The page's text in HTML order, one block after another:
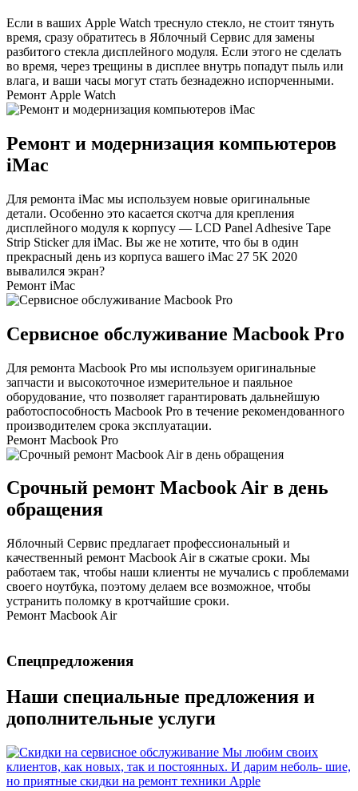
Если в ваших Apple Watch треснуло стекло, не стоит тянуть
время, сразу обратитесь в Яблочный Сервис для замены
разбитого стекла дисплейного модуля. Если этого не сделать
во время, через трещины в дисплее внутрь попадут пыль или
влага, и ваши часы могут стать безнадежно испорченными.
Ремонт Apple Watch
Ремонт и модернизация компьютеров
iMac
Для ремонта iMac мы используем новые оригинальные
детали. Особенно это касается скотча для крепления
дисплейного модуля к корпусу — LCD Panel Adhesive Tape
Strip Sticker для iMac. Вы же не хотите, что бы в один
прекрасный день из корпуса вашего iMac 27 5K 2020
вывалился экран?
Ремонт iMac
Сервисное обслуживание Macbook Pro
Для ремонта Macbook Pro мы используем оригинальные
запчасти и высокоточное измерительное и паяльное
оборудование, что позволяет гарантировать дальнейшую
работоспособность Macbook Pro в течение рекомендованного
производителем срока эксплуатации.
Ремонт Macbook Pro
Срочный ремонт Macbook Air в день
обращения
Яблочный Сервис предлагает профессиональный и
качественный ремонт Macbook Air в сжатые сроки. Мы
работаем так, чтобы наши клиенты не мучались с проблемами
своего ноутбука, поэтому делаем все возможное, чтобы
устранить поломку в кротчайшие сроки.
Ремонт Macbook Air
Спецпредложения
Наши специальные предложения и
дополнительные услуги